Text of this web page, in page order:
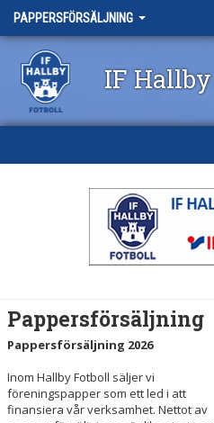
PAPPERSFÖRSÄLJNING
IF
Pappersförsäljning
Pappersförsäljning 2026
Inom Hallby Fotboll säljer vi
föreningspapper som ett led i att
finansiera vår verksamhet. Nettot av